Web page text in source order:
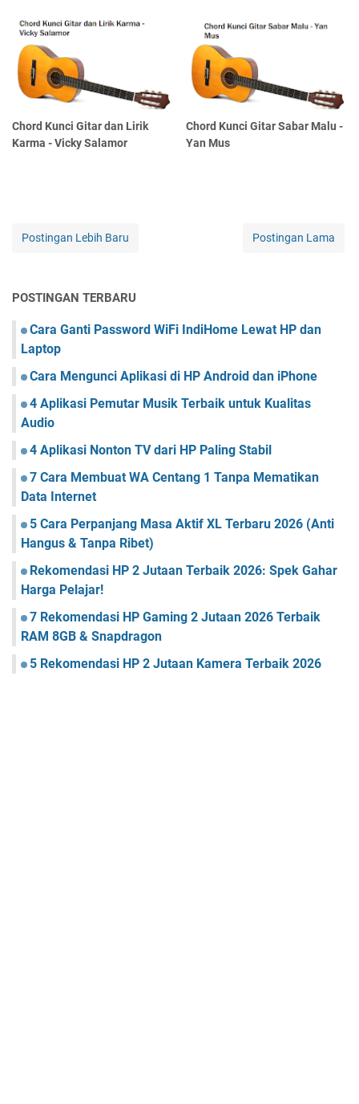
Chord Kunci Gitar dan Lirik
Karma - Vicky Salamor
Chord Kunci Gitar Sabar Malu -
Yan Mus
Postingan Lebih Baru Postingan Lama
POSTINGAN TERBARU
Cara Ganti Password WiFi IndiHome Lewat HP dan
Laptop
Cara Mengunci Aplikasi di HP Android dan iPhone
4 Aplikasi Pemutar Musik Terbaik untuk Kualitas
Audio
4 Aplikasi Nonton TV dari HP Paling Stabil
7 Cara Membuat WA Centang 1 Tanpa Mematikan
Data Internet
5 Cara Perpanjang Masa Aktif XL Terbaru 2026 (Anti
Hangus & Tanpa Ribet)
Rekomendasi HP 2 Jutaan Terbaik 2026: Spek Gahar
Harga Pelajar!
7 Rekomendasi HP Gaming 2 Jutaan 2026 Terbaik
RAM 8GB & Snapdragon
5 Rekomendasi HP 2 Jutaan Kamera Terbaik 2026